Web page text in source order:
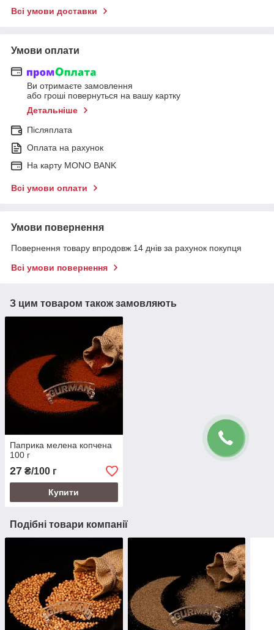
Всі умови доставки
Умови оплати
Ви отримаєте замовлення
або гроші повернуться на вашу картку
Детальніше
Післяплата
Оплата на рахунок
На карту MONO BANK
Всі умови оплати
Умови повернення
Повернення товару впродовж 14 днів за рахунок покупця
Всі умови повернення
З цим товаром також замовляють
Паприка мелена копчена
100 г
27 ₴/100 г
Купити
Подібні товари компанії